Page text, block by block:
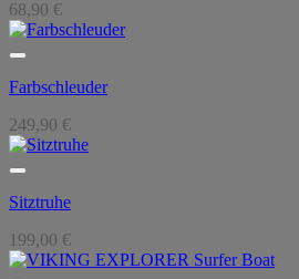
68,90 €
Farbschleuder
249,90 €
Sitztruhe
199,00 €